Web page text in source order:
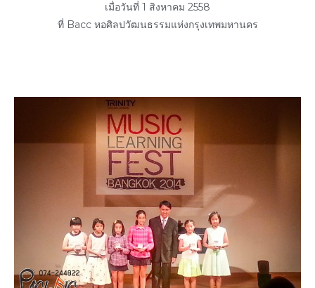
เมื่อวันที่ 1 สิงหาคม 2558
ที่ Bacc หอศิลปวัฒนธรรมแห่งกรุงเทพมหานคร